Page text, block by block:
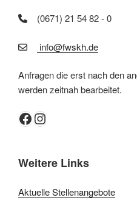
(0671) 21 54 82 - 0
info@fwskh.de
Anfragen die erst nach den
werden zeitnah bearbeitet.
Facebook Instagram
Weitere Links
Aktuelle Stellenangebote